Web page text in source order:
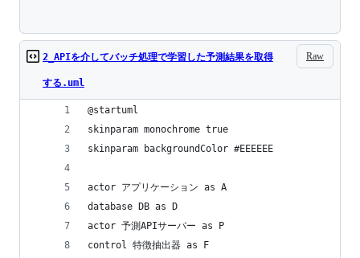
Raw
2_APIを介してバッチ処理で学習した予測結果を取得
する.uml
@startuml
skinparam monochrome true
skinparam backgroundColor #EEEEEE
actor アプリケーション as A
database DB as D
actor 予測APIサーバー as P
control 特徴抽出器 as F